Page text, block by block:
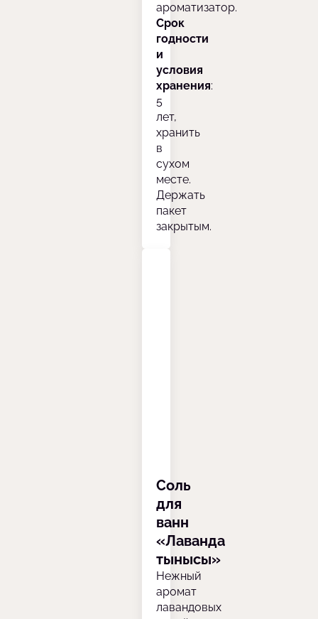
ароматизатор.
Срок
годности
и
условия
хранения:
5
лет,
хранить
в
сухом
месте.
Держать
пакет
закрытым.
Соль
для
ванн
«Лаванда
тынысы»
Нежный
аромат
лавандовых